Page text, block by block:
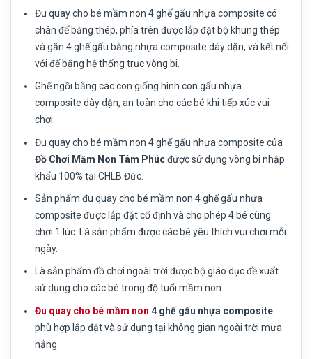
Đu quay cho bé mầm non 4 ghế gấu nhựa composite có
chân đế bằng thép, phía trên được lắp đặt bộ khung thép
và gắn 4 ghế gấu bằng nhựa composite dày dặn, và kết nối
với đế bằng hệ thống trục vòng bi.
Ghế ngồi bằng các con giống hình con gấu nhựa
composite dày dặn, an toàn cho các bé khi tiếp xúc vui
chơi.
Đu quay cho bé mầm non 4 ghế gấu nhựa composite của
Đồ Chơi Mầm Non Tâm Phúcđược sử dụng vòng bi nhập
khẩu 100% tại CHLB Đức.
Sản phẩm đu quay cho bé mầm non 4 ghế gấu nhựa
composite được lắp đặt cố định và cho phép 4 bé cùng
chơi 1 lúc. Là sản phẩm được các bé yêu thích vui chơi mỗi
ngày.
Là sản phẩm đồ chơi ngoài trời được bộ giáo dục đề xuất
sử dụng cho các bé trong độ tuổi mầm non.
Đu quay cho bé mầm non 4 ghế gấu nhựa composite
phù hợp lắp đặt và sử dụng tại không gian ngoài trời mưa
nắng.